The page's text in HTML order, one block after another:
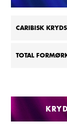
CARIBISK
TOTAL